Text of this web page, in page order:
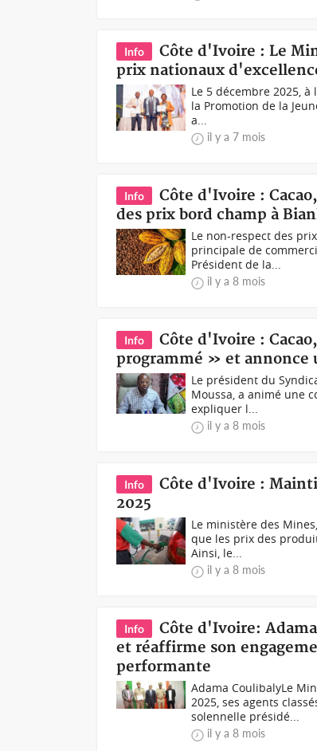
Info
Côte d'Ivoire : Le
prix nationaux
Le 5 décembre 2025,
la Promotion de la
a...
il y a 7 mois
Info
Côte d'Ivoire :
des prix bord champ à
Le non-respect des
principale de
Président de la...
il y a 8 mois
Info
Côte d'Ivoire :
programmé » et annonce
Le président du
Moussa, a animé une
expliquer l...
il y a 8 mois
Info
Côte d'Ivoire :
2025
Le ministère des
que les prix des
Ainsi, le...
il y a 8 mois
Info
Côte d'Ivoire:
et réaffirme son
performante
Adama CoulibalyLe
2025, ses agents
solennelle présidé...
il y a 8 mois